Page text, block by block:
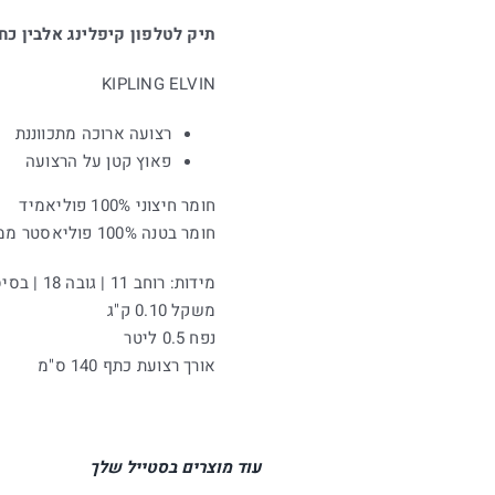
תיק לטלפון קיפלינג אלבין
KIPLING ELVIN
רצועה ארוכה מתכווננת
פאוץ קטן על הרצועה
חומר חיצוני 100% פוליאמיד
חומר בטנה 100% פוליאסטר ממוחזר
מידות: רוחב 11 | גובה 18 | בסיס 2 ס"מ
משקל 0.10 ק"ג
נפח 0.5 ליטר
אורך רצועת כתף 140 ס"מ
עוד מוצרים בסטייל שלך